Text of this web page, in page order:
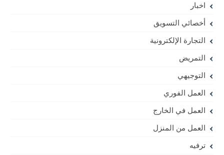
اخبار
أخصائي التسويق
التجارة الإلكترونية
التمريض
التوجيهي
العمل الفوري
العمل في الخارج
العمل من المنزل
ترفيه